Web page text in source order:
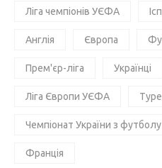
Ліга чемпіонів УЄФА
Англія Європа
Прем'єр-ліга Українці
Ліга Європи УЄФА
Чемпіонат України з футболу
Франція